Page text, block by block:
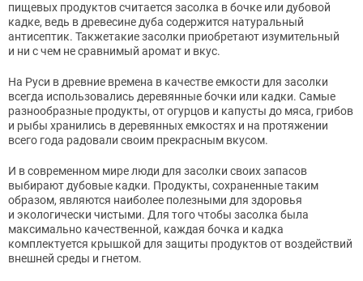
пищевых продуктов считается засолка в бочке или дубовой
кадке, ведь в древесине дуба содержится натуральный
антисептик. Такжетакие засолки приобретают изумительный
и ни с чем не сравнимый аромат и вкус.
На Руси в древние времена в качестве емкости для засолки
всегда использовались деревянные бочки или кадки. Самые
разнообразные продукты, от огурцов и капусты до мяса, грибов
и рыбы хранились в деревянных емкостях и на протяжении
всего года радовали своим прекрасным вкусом.
И в современном мире люди для засолки своих запасов
выбирают дубовые кадки. Продукты, сохраненные таким
образом, являются наиболее полезными для здоровья
и экологически чистыми. Для того чтобы засолка была
максимально качественной, каждая бочка и кадка
комплектуется крышкой для защиты продуктов от воздействий
внешней среды и гнетом.